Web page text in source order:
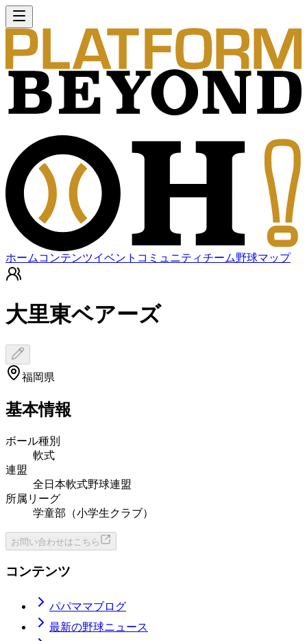
ホーム コンテンツイベント コミュニティチーム野球マップ
大里東ベアーズ
福岡県
基本情報
ボール種別
軟式
連盟
全日本軟式野球連盟
所属リーグ
学童部（小学生クラブ）
お問い合わせはこちら
コンテンツ
パパママブログ
最新の野球ニュース